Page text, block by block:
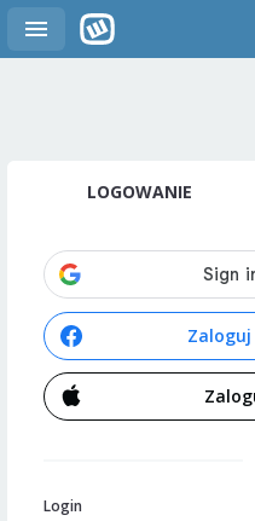
LOGOWANIE
Zaloguj
Login